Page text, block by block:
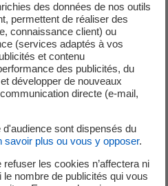
est un prolongement du
), la
d'EDF avec les Français, qui
leurs idées à l'innovation
ups. EDF Pulse & You est
plateformes de co-
de 90 projets réussis et
Des idées postées sur
par les internautes, pourront
en projets finançables par
participatifs.
des données de nos outils
permettent de réaliser des
connaissance client) ou
(services adaptés à vos
et contenu
des publicités, du
développer de nouveaux
directe (e-mail,
sont dispensés du
savoir plus ou vous y opposer.
les cookies n’affectera ni
nombre de publicités qui vous